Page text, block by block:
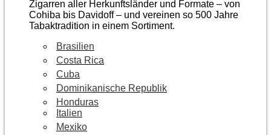
Zigarren aller Herkunftsländer und Formate – von
Cohiba bis Davidoff – und vereinen so 500 Jahre
Tabaktradition in einem Sortiment.
Brasilien
Costa Rica
Cuba
Dominikanische Republik
Honduras
Italien
Mexiko